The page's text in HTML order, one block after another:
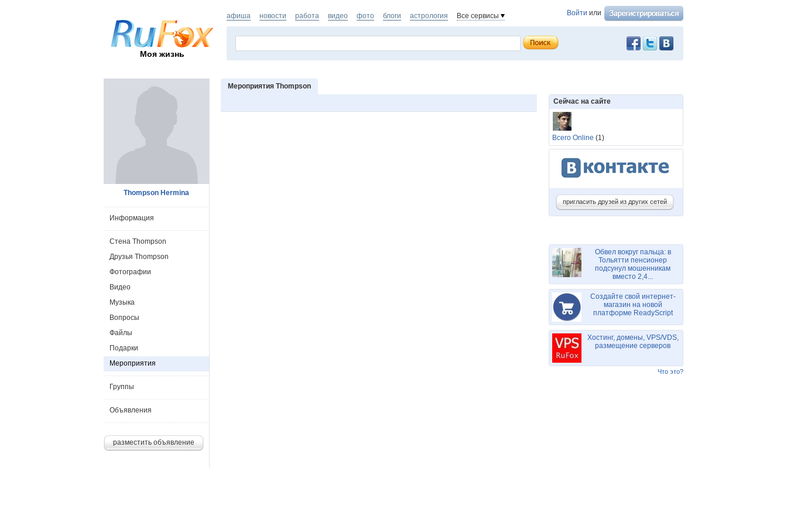
Моя жизнь
Войти или
афиша новости работа видео фото блоги астрология Все сервисы
Мероприятия Thompson
Thompson Hermina
Информация
Стена Thompson
Друзья Thompson
Фотографии
Видео
Музыка
Вопросы
Файлы
Подарки
Мероприятия
Группы
Объявления
разместить объявление
Сейчас на сайте
Всего Online (1)
пригласить друзей из других сетей
Обвел вокруг пальца: в
Тольятти пенсионер
подсунул мошенникам
вместо 2,4...
Создайте свой интернет-
магазин на новой
платформе ReadyScript
Хостинг, домены, VPS/VDS,
размещение серверов
Что это?